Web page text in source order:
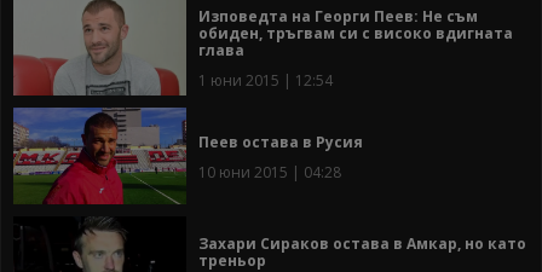
Изповедта на Георги Пеев: Не съм
обиден, тръгвам си с високо вдигната
глава
1 юни 2015 | 12:54
Пеев остава в Русия
10 юни 2015 | 04:28
Захари Сираков остава в Амкар, но като
треньор